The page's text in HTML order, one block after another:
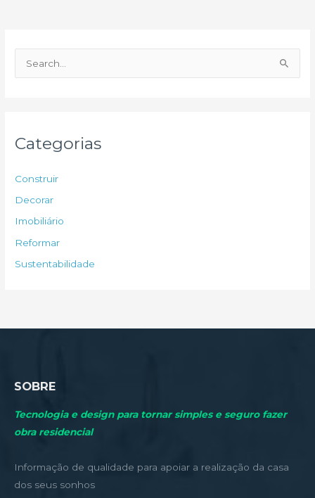
e
p
o
r
Categorias
Construir
Decorar
Imobiliário
Reformar
Sustentabilidade
SOBRE
Tecnologia e design para tornar simples e seguro fazer
obra residencial
Informação de qualidade para apoiar a realização da casa
dos seus sonhos